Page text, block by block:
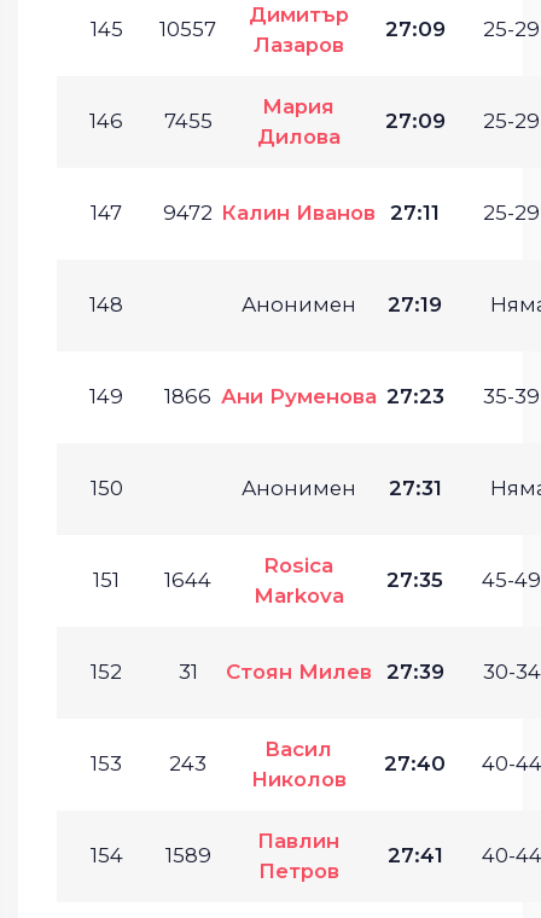
145 10557
Димитър
Лазаров
27:09 25-
146 7455
Мария
Дилова
27:09 25-
147 9472 Калин Иванов 27:11 25-
148 Анонимен 27:19
149 1866 Ани Руменова 27:23 35-
150 Анонимен 27:31
151 1644
Rosica
Markova
27:35 45-
152 31 Стоян Милев 27:39 30-
153 243
Васил
Николов
27:40 40-
154 1589
Павлин
Петров
27:41 40-